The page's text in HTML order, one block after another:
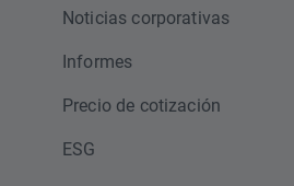
Noticias corporativas
Informes
Precio de cotización
ESG